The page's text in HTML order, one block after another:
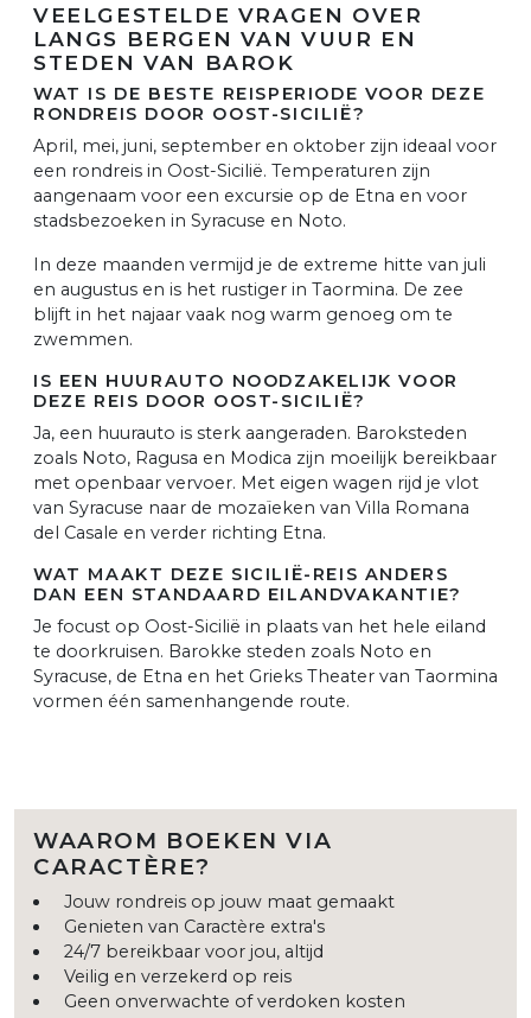
VEELGESTELDE VRAGEN OVER
LANGS BERGEN VAN VUUR EN
STEDEN VAN BAROK
WAT IS DE BESTE REISPERIODE VOOR DEZE
RONDREIS DOOR OOST-SICILIË?
April, mei, juni, september en oktober zijn ideaal voor
een rondreis in Oost-Sicilië. Temperaturen zijn
aangenaam voor een excursie op de Etna en voor
stadsbezoeken in Syracuse en Noto.
In deze maanden vermijd je de extreme hitte van juli
en augustus en is het rustiger in Taormina. De zee
blijft in het najaar vaak nog warm genoeg om te
zwemmen.
IS EEN HUURAUTO NOODZAKELIJK VOOR
DEZE REIS DOOR OOST-SICILIË?
Ja, een huurauto is sterk aangeraden. Baroksteden
zoals Noto, Ragusa en Modica zijn moeilijk bereikbaar
met openbaar vervoer. Met eigen wagen rijd je vlot
van Syracuse naar de mozaïeken van Villa Romana
del Casale en verder richting Etna.
WAT MAAKT DEZE SICILIË-REIS ANDERS
DAN EEN STANDAARD EILANDVAKANTIE?
Je focust op Oost-Sicilië in plaats van het hele eiland
te doorkruisen. Barokke steden zoals Noto en
Syracuse, de Etna en het Grieks Theater van Taormina
vormen één samenhangende route.
WAAROM BOEKEN VIA
CARACTÈRE?
Jouw rondreis op jouw maat gemaakt
Genieten van Caractère extra's
24/7 bereikbaar voor jou, altijd
Veilig en verzekerd op reis
Geen onverwachte of verdoken kosten